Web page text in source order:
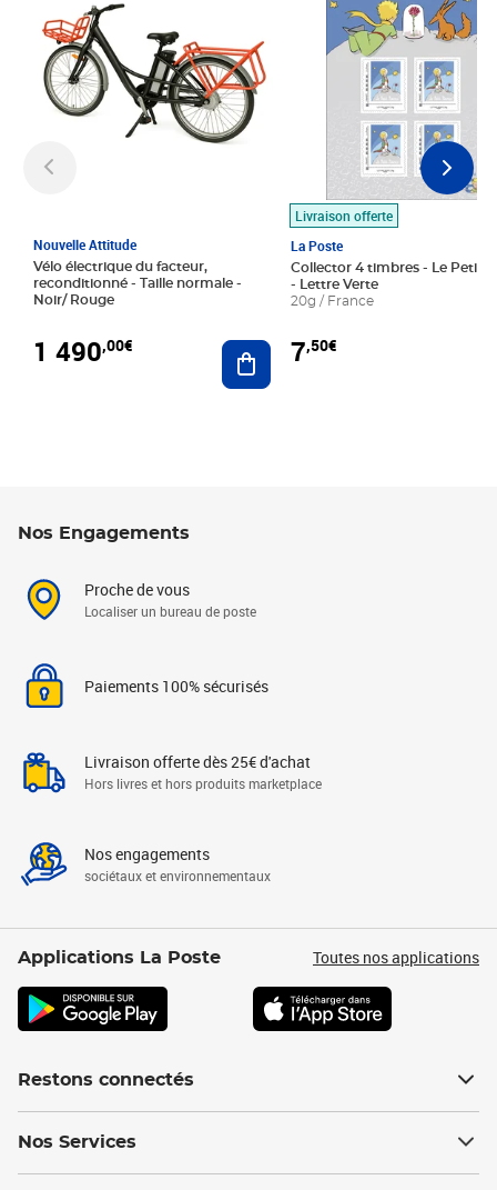
Nouvelle Attitude
Vélo électrique du facteur,
reconditionné - Taille normale -
Noir/ Rouge
1 490,00€ Ajouter au panier
Livraison offerte
La Poste
Collector 4 timbres - Le Petit
- Lettre Verte
20g / France
7,50€
Nos Engagements
Proche de vous
Localiser un bureau de poste
Paiements 100% sécurisés
Livraison offerte dès 25€ d'achat
Hors livres et hors produits marketplace
Nos engagements
sociétaux et environnementaux
Applications La Poste Toutes nos applications
Restons connectés
Nos Services